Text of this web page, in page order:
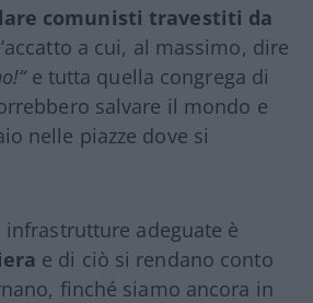
comunisti travestiti da
a cui, al massimo, dire
e tutta quella congrega di
salvare il mondo e
nelle piazze dove si
infrastrutture adeguate è
e di ciò si rendano conto
finché siamo ancora in